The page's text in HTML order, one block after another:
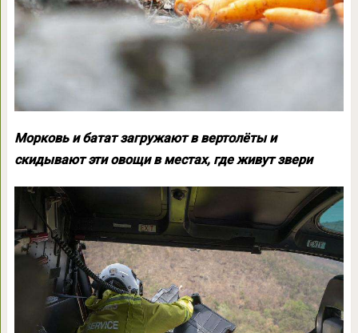
Морковь и батат загружают в вертолёты и
скидывают эти овощи в местах, где живут звери